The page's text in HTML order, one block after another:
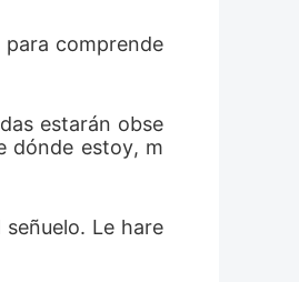
comprende
estarán obse
dónde estoy, m
Le hare